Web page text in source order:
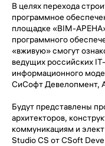
В целях перехода
программное
площадке «BIM-
программного
«вживую» смогут
ведущих российских
информационного
СиСофт Девелопмент,
Будут представлены
архитекторов,
коммуникациям и
Studio CS от СSoft